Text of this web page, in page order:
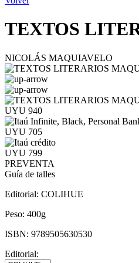
TEXTOS
NICOLÁS MAQUIAVELO
UYU 940
UYU 705
UYU 799
PREVENTA
Guía de talles
Editorial: COLIHUE
Peso: 400g
ISBN: 9789505630530
Editorial: